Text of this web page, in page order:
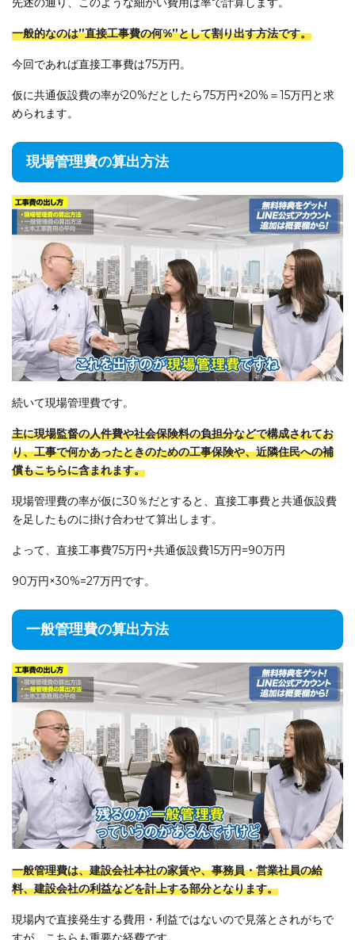
一般的なのは”直接工事費の何%”として割り出す方法です。
今回であれば直接工事費は75万円。
仮に共通仮設費の率が20%だとしたら75万円×20%＝15万円と求
められます。
現場管理費の算出方法
続いて現場管理費です。
主に現場監督の人件費や社会保険料の負担分などで構成されてお
り、工事で何かあったときのための工事保険や、近隣住民への補
償もこちらに含まれます。
現場管理費の率が仮に30％だとすると、直接工事費と共通仮設費
を足したものに掛け合わせて算出します。
よって、直接工事費75万円+共通仮設費15万円=90万円
90万円×30%=27万円です。
一般管理費の算出方法
一般管理費は、建設会社本社の家賃や、事務員・営業社員の給
料、建設会社の利益などを計上する部分となります。
現場内で直接発生する費用・利益ではないので見落とされがちで